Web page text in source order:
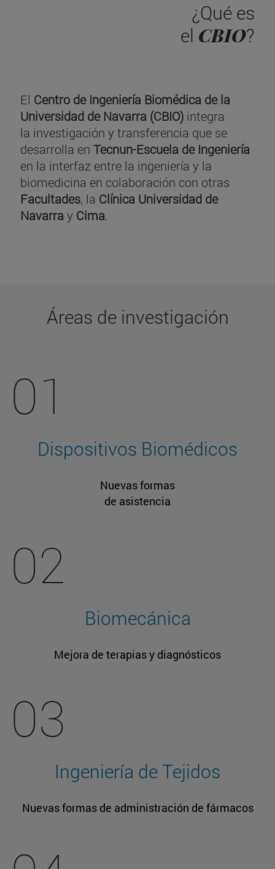
¿Qué es
el CBIO?
El Centro de Ingeniería Biomédica de la
Universidad de Navarra (CBIO) integra
la investigación y transferencia que se
desarrolla en Tecnun-Escuela de Ingeniería
en la interfaz entre la ingeniería y la
biomedicina en colaboración con otras
Facultades, la Clínica Universidad de
Navarra y Cima.
Áreas de investigación
01
Dispositivos Biomédicos
Nuevas formas
de asistencia
02
Biomecánica
Mejora de terapias y diagnósticos
03
Ingeniería de Tejidos
Nuevas formas de administración de fármacos